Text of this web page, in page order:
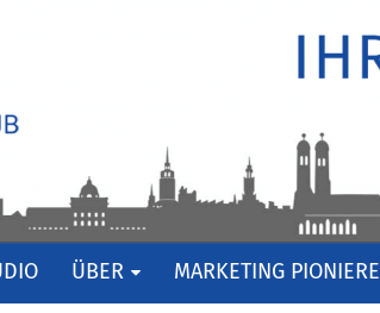
ÜBER MARKETING PIONIERE